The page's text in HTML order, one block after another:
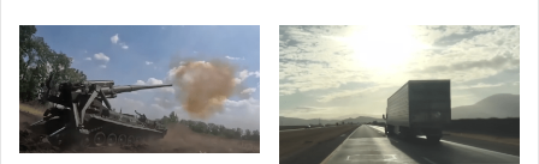
о
щ
и
з
а
й
с
т
в
в